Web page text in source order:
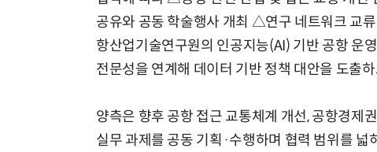
공유와 공동 학술행사 개최 △연구 네트워크 교
항산업기술연구원의 인공지능(AI) 기반 공항 운
전문성을 연계해 데이터 기반 정책 대안을 도출
양측은 향후 공항 접근 교통체계 개선, 공항경제
실무 과제를 공동 기획·수행하며 협력 범위를 넓